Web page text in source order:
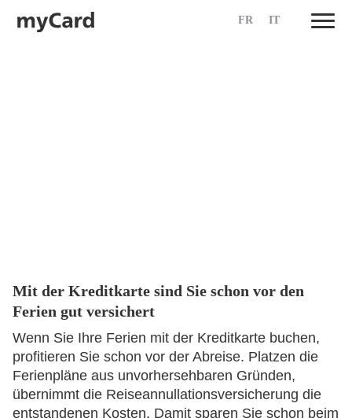
FR IT
Mit der Kreditkarte sind Sie schon vor den
Ferien gut versichert
Wenn Sie Ihre Ferien mit der Kreditkarte buchen,
profitieren Sie schon vor der Abreise. Platzen die
Ferienpläne aus unvorhersehbaren Gründen,
übernimmt die Reiseannullationsversicherung die
entstandenen Kosten. Damit sparen Sie schon beim